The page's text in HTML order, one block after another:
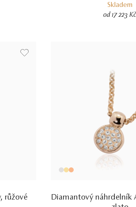
Skladem
od 17 223 Kč
růžové
Diamantový náhrdelník